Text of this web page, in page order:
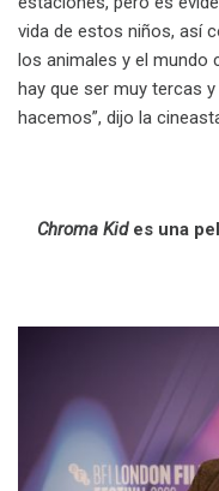
vida de estos niños, así
los animales y el mundo
hay que ser muy tercas
hacemos”, dijo la
Chroma Kid es una